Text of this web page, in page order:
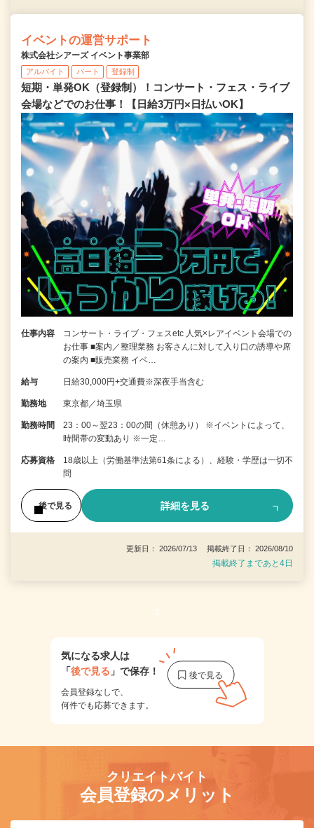
イベントの運営サポート
株式会社シアーズ イベント事業部
アルバイト パート 登録制
短期・単発OK（登録制）！コンサート・フェス・ライブ
会場などでのお仕事！【日給3万円×日払いOK】
仕事内容
コンサート・ライブ・フェスetc 人気×レアイベント会場での
お仕事 ■案内／整理業務 お客さんに対して入り口の誘導や席
の案内 ■販売業務 イベ…
給与 日給30,000円+交通費※深夜手当含む
勤務地 東京都／埼玉県
勤務時間
23：00～翌23：00の間（休憩あり） ※イベントによって、
時間帯の変動あり ※一定…
応募資格
18歳以上（労働基準法第61条による）、経験・学歴は一切不
問
後で見る 詳細を見る
更新日： 2026/07/13 掲載終了日： 2026/08/10
掲載終了まであと4日
1
気になる求人は
「後で見る 」で保存！
会員登録なしで、
何件でも応募できます。
クリエイトバイト
会員登録のメリット